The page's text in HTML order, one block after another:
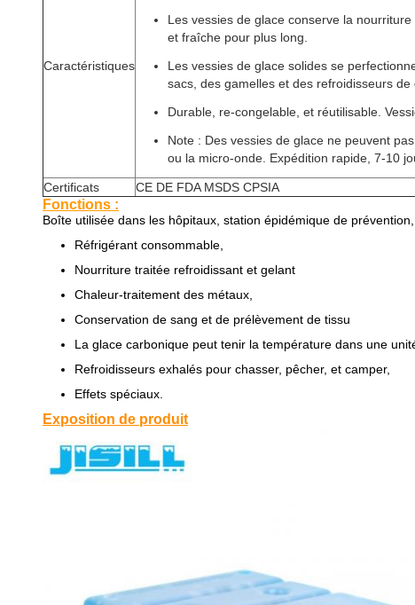
Caractéristiques
Les vessies de glace conserve la
et fraîche pour plus long.
Les vessies de glace solides se
sacs, des gamelles et des refroidisseurs de
Durable, re-congelable, et réutilisable.
Note : Des vessies de glace ne peuvent
ou la micro-onde. Expédition rapide, 7-10
Certificats CE DE FDA MSDS CPSIA
Fonctions :
Boîte utilisée dans les hôpitaux, station épidémique de
Réfrigérant consommable,
Nourriture traitée refroidissant et gelant
Chaleur-traitement des métaux,
Conservation de sang et de prélèvement de tissu
La glace carbonique peut tenir la température dans une
Refroidisseurs exhalés pour chasser, pêcher, et camper,
Effets spéciaux.
Exposition de produit